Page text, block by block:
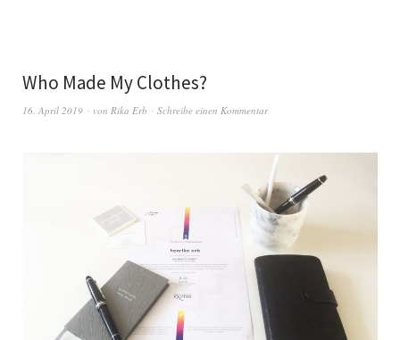
Who Made My Clothes?
16. April 2019 von Rika Erb Schreibe einen Kommentar